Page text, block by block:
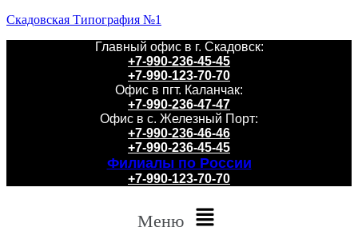
Скадовская Типография №1
Главный офис в г. Скадовск:
+7-990-236-45-45
+7-990-123-70-70
Офис в пгт. Каланчак:
+7-990-236-47-47
Офис в с. Железный Порт:
+7-990-236-46-46
+7-990-236-45-45
Филиалы по России
+7-990-123-70-70
Меню